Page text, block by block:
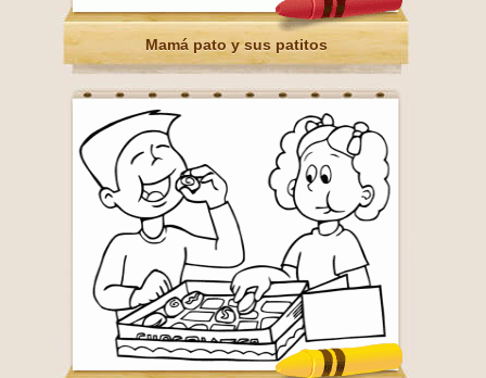
Mamá pato y sus patitos